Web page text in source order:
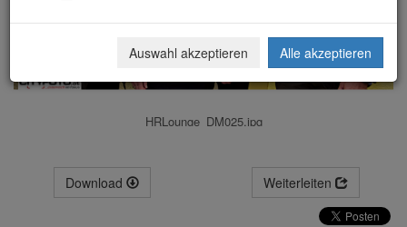
HRLounge_DM025.jpg
Download Weiterleiten
Auswahl akzeptieren Alle akzeptieren